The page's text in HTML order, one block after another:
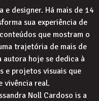
e designer. Há mais de 14
sua experiência de
que mostram o
trajetória de mais de
autora hoje se dedica à
e projetos visuais que
vivência real.
Noll Cardoso is a